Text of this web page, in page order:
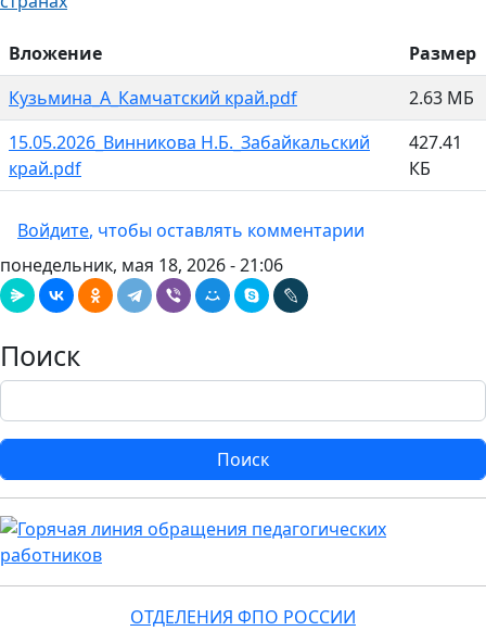
Вложение
Размер
Кузьмина_А_Камчатский край.pdf
2.63 МБ
15.05.2026_Винникова Н.Б._Забайкальский
край.pdf
427.41
КБ
Войдите, чтобы оставлять комментарии
понедельник, мая 18, 2026 - 21:06
Поиск
Поиск
ОТДЕЛЕНИЯ ФПО РОССИИ